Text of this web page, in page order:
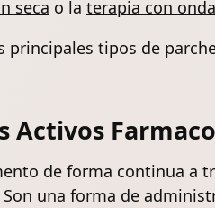
seca o la terapia con
tipos de
Activos
de forma continua a
una forma de